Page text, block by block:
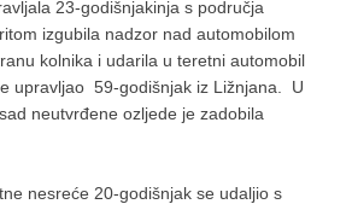
23-godišnjakinja s područja
izgubila nadzor nad automobilom
kolnika i udarila u teretni automobil
upravljao 59-godišnjak iz Ližnjana. U
neutvrđene ozljede je zadobila
nesreće 20-godišnjak se udaljio s